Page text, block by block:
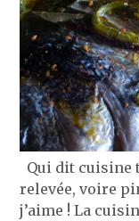
Qui dit cuisine
relevée, voire
j’aime ! La